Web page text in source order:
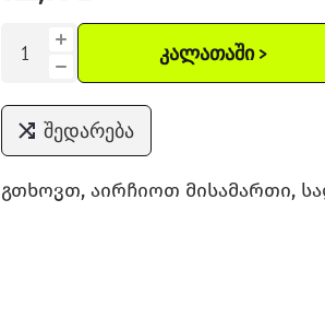
ᲙᲐᲚᲐᲗᲐᲨᲘ >
შედარება
გთხოვთ, აირჩიოთ მისამართი,